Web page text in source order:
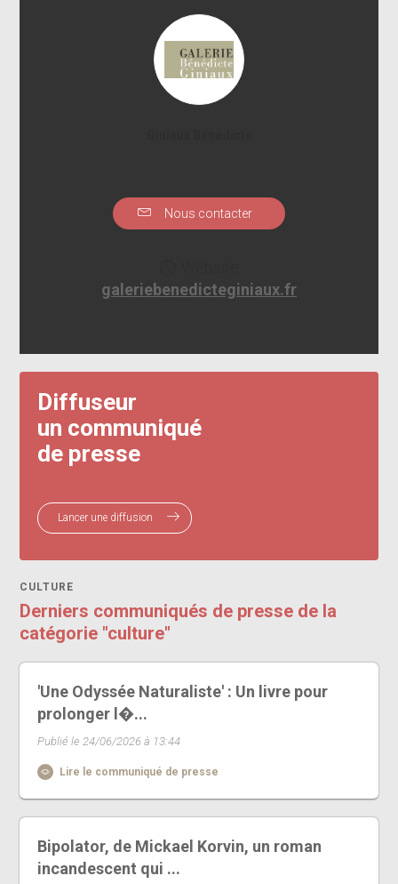
Nous contacter
galeriebenedicteginiaux.fr
Diffuseur
un communiqué
de presse
Lancer une diffusion
CULTURE
Derniers communiqués de presse de la
catégorie "culture"
'Une Odyssée Naturaliste' : Un livre pour
prolonger l�...
Publié le 24/06/2026 à 13:44
Lire le communiqué de presse
Bipolator, de Mickael Korvin, un roman
incandescent qui ...